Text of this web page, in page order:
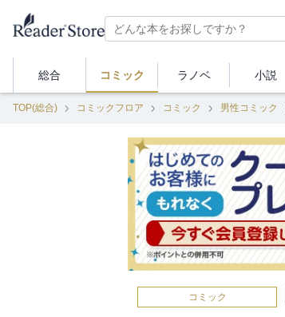
総合 コミック ラノベ 小説
TOP(総合) コミックフロア コミック 男性コミック
コミック